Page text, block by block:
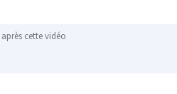
cette vidéo